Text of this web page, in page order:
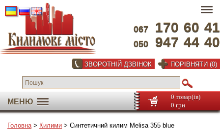
067 170 60 41
050 947 44 40
ЗВОРОТНІЙ ДЗВІНОК ПОРІВНЯТИ (0)
МЕНЮ
0 товар(ів)
0 грн
Головна> Килими > Синтетичний килим Melisa 355 blue